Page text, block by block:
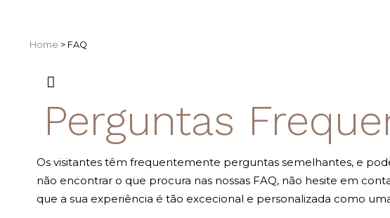
Home > FAQ
Perguntas
Os visitantes têm frequentemente perguntas semelhantes, e
não encontrar o que procura nas nossas FAQ, não hesite em
que a sua experiência é tão excecional e personalizada como